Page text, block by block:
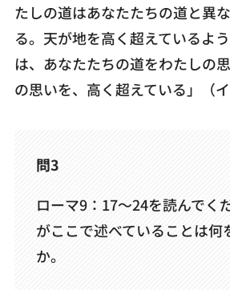
たしの道はあなたたちの道と異
る。天が地を高く超えているよ
は、あなたたちの道をわたしの
の思いを、高く超えている」（
問3
ローマ9：17～24を読んでく
がここで述べていることは何
か。